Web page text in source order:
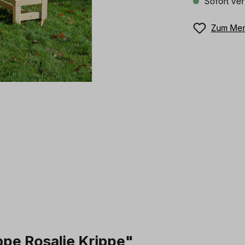
Zum
Rosalie Krippe"